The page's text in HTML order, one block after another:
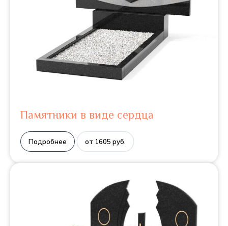
Памятники в виде сердца
Подробнее от 1605 руб.